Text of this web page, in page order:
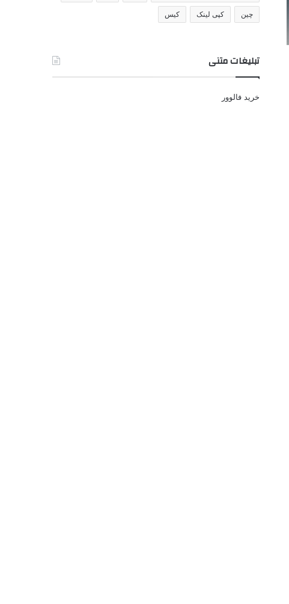
چین کپی لینک کیس
تبلیغات متنی
خرید فالوور